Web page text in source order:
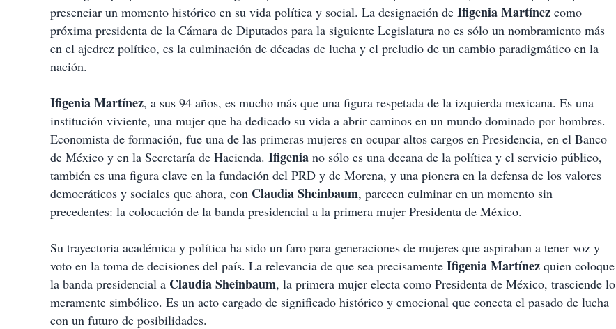
a
r
t
r
presenciar un momento histórico en su vida política y social. La designación de Ifigenia Martínez como
próxima presidenta de la Cámara de Diputados para la siguiente Legislatura no es sólo un nombramiento más
en el ajedrez político, es la culminación de décadas de lucha y el preludio de un cambio paradigmático en la
nación.
Ifigenia Martínez, a sus 94 años, es mucho más que una figura respetada de la izquierda mexicana. Es una
institución viviente, una mujer que ha dedicado su vida a abrir caminos en un mundo dominado por hombres.
Economista de formación, fue una de las primeras mujeres en ocupar altos cargos en Presidencia, en el Banco
de México y en la Secretaría de Hacienda. Ifigenia no sólo es una decana de la política y el servicio público,
también es una figura clave en la fundación del PRD y de Morena, y una pionera en la defensa de los valores
democráticos y sociales que ahora, con Claudia Sheinbaum, parecen culminar en un momento sin
precedentes: la colocación de la banda presidencial a la primera mujer Presidenta de México.
Su trayectoria académica y política ha sido un faro para generaciones de mujeres que aspiraban a tener voz y
voto en la toma de decisiones del país. La relevancia de que sea precisamente IfigeniaMartínez quien coloque
la banda presidencial a ClaudiaSheinbaum, la primera mujer electa como Presidenta de México, trasciende lo
meramente simbólico. Es un acto cargado de significado histórico y emocional que conecta el pasado de lucha
con un futuro de posibilidades.